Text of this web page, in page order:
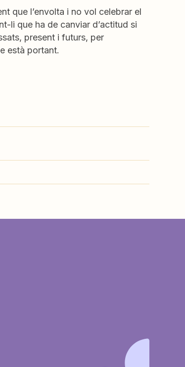
que l’envolta i no vol celebrar el
li que ha de canviar d’actitud si
present i futurs, per
està portant.